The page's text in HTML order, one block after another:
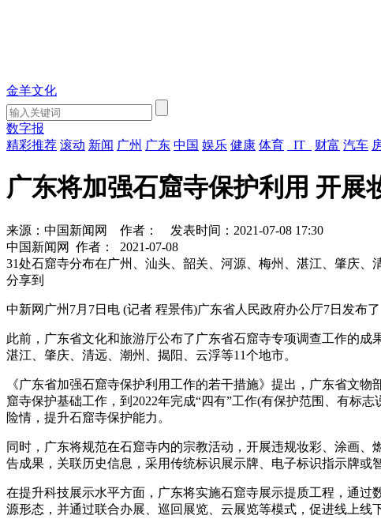
金羊文化
数字报
精彩推荐 滚动 新闻 广州 广东 中国 娱乐 健康 体育 IT 财富 汽车
广东将加强石窟寺保护利用 开展
来源：中国新闻网 作者：
发表时间：2021-07-08 17:30
中国新闻网
作者：
2021-07-08
31处石窟寺分布在广州、汕头、韶关、河源、梅州、湛江、肇庆、
分享到
中新网广州7月7日电 (记者 程景伟)广东省人民政府办公厅7日发布
此前，广东省文化和旅游厅公布了广东省石窟寺专项调查工作的成
湛江、肇庆、清远、潮州、揭阳、云浮等11个地市。
《广东省加强石窟寺保护利用工作的若干措施》提出，广东省文
窟寺保护基础工作，到2022年完成“四有”工作(有保护范围、有标
险情，提升石窟寺保护能力。
同时，广东将规范在石窟寺内的宗教活动，开展违规妆彩、涂画
告成果，关联历史信息，采用传统标识展示牌、电子标识指示牌或
在提升科技展示水平方面，广东将实施石窟寺展示提质工程，通
源形态，并通过联合办展、巡回展览、云展览等模式，促进线上线